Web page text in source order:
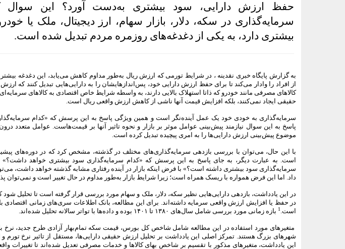
حفظ ارزش دارایی، سود بیشتری به‌دست آورد؟ این سوال
سرمایه‌گذاری در سکه، دلار، بازار سهام، ارز دیجیتال، ملک یا
بیشتری دارد، به یکی از دغدغه‌های روزمره مردم تبدیل شده است.
به گزارش پایگاه خبری نقدینه ، در شرایط تورمی که ارزش ریال به‌طور مداوم کاهش می‌‌یابد، این دغدغه
از افراد را وادار می‌‌کند تا برای حفظ ارزش دارایی خود، پس‌‌اندازهایشان را به دارایی‌‌هایی تبدیل کنند که
کالاهای مصرفی مانند خودرو که ذاتا استهلاک بالایی دارند، به واسطه شرایط خاص اقتصادی به کالاهای
حقیقی ایجاد نمی‌‌کنند، بلکه افزایش قیمت آنها ناشی از کاهش ارزش واقعی ریال است.
سرمایه‌گذاری به‌ خودی ‌خود یک عمل آینده‌نگر است و همین ویژگی پاسخ به این پرسش که «کدام
پاسخ به این سوال نیازمند پیش‌بینی عوامل موثر بر بازار و نحوه تاثیر آنها بر قیمت‌هاست. عوامل متعدد
موضوع پیش‌‌بینی ارزش دارایی‌‌ها را به امری پیچیده تبدیل کرده است.
با این ‌حال، می‌توان با بررسی بازدهی سرمایه‌گذاری‌های مختلف در گذشته، مشخص کرد که در دوره‌های
است. به ‌عبارت دیگر، به جای پاسخ به این پرسش که «کدام سرمایه‌گذاری سود بیشتری خواهد داشت؟»
سرمایه‌‌گذاری سود بیشتری داشته است؟» با فرض اینکه بازار در آینده رفتاری مشابه گذشته خواهد داشت،
داد. اما این فرض همواره با ریسک همراه است؛ زیرا شرایط بازار به‌طور مداوم در حال تغییر است و نمی‌‌توان
در حفظ یا افزایش ارزش واقعی سرمایه داشته‌اند. برای این مطالعه، بانک اطلاعات سری‌های زمانی اقتصادی
است. 1 بازه زمانی مورد بررسی شامل سال‌‌های ۱۳۸۰ تا ۱۴۰۱ بوده و داده‌ها با تواتر سالانه تحلیل شده‌‌اند.
متغیرهای مورد استفاده در این مطالعه شامل شاخص کل بورس، قیمت سکه تمام‌بهار آزادی طرح جدید، نرخ
شهرهای بزرگ هستند. تمرکز اصلی این یادداشت بر تحلیل ارزش حقیقی دارایی‌ها، مستقل از تاثیر نرخ تورم
این یادداشت، متغیرهای مذکور با تقسیم بر شاخص بهای کالاها و خدمات مصرفی تعدیل شده‌اند تا تغییرات